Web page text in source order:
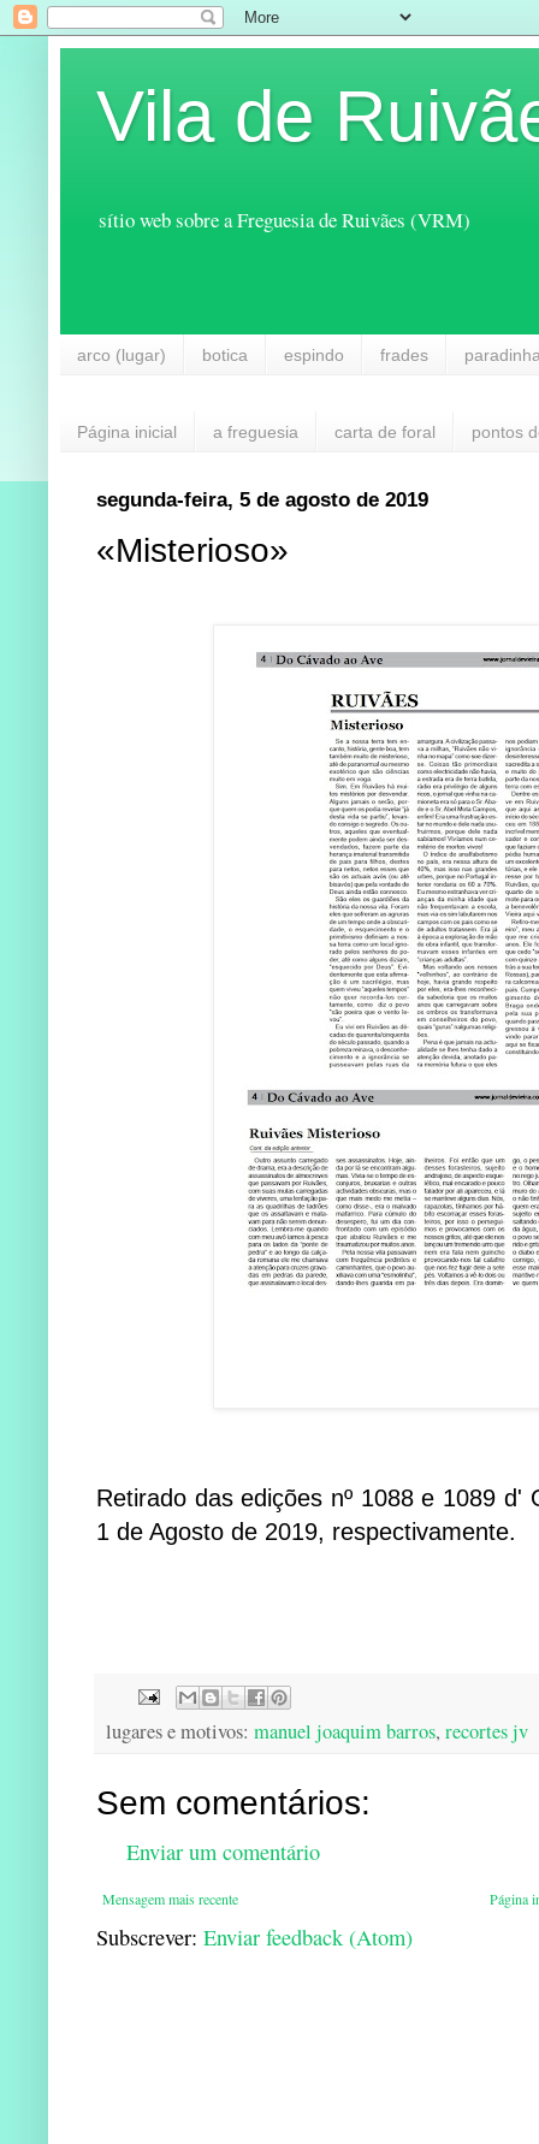
Vila de
sítio web sobre a Freguesia de Ruivães (VRM)
arco (lugar) botica espindo frades
Página inicial a freguesia carta de foral pontos
segunda-feira, 5 de agosto de 2019
«Misterioso»
Retirado das edições nº 1088 e 1089
1 de Agosto de 2019, respectivamente.
lugares e motivos: manuel joaquim barros, recortes jv
Sem comentários:
Enviar um comentário
Mensagem mais recente Página
Subscrever: Enviar feedback (Atom)